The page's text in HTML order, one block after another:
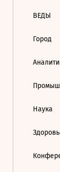
ВЕДЫ
Город
Наука